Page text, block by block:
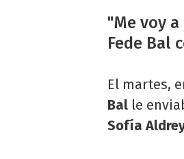
"Me voy
Fede Bal
El martes,
Bal le
Sofía